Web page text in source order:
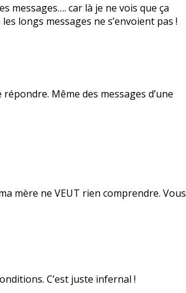
messages…. car là je ne vois que ça
longs messages ne s’envoient pas !
Même des messages d’une
mère ne VEUT rien comprendre. Vous
C’est juste infernal !